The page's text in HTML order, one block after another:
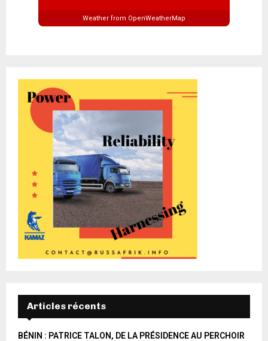
Weather from OpenWeatherMap
Articles récents
BÉNIN : PATRICE TALON, DE LA PRÉSIDENCE AU PERCHOIR